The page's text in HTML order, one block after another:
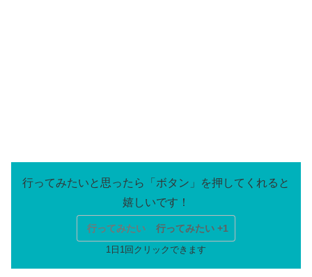
行ってみたい 行ってみたい +1